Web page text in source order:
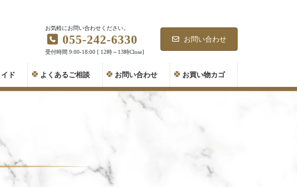
お気軽にお問い合わせください。
055-242-6330
受付時間 9:00-18:00 [ 12時～13時Close]
お問い合わせ
ド よくあるご相談 お問い合わせ お買い物カゴ